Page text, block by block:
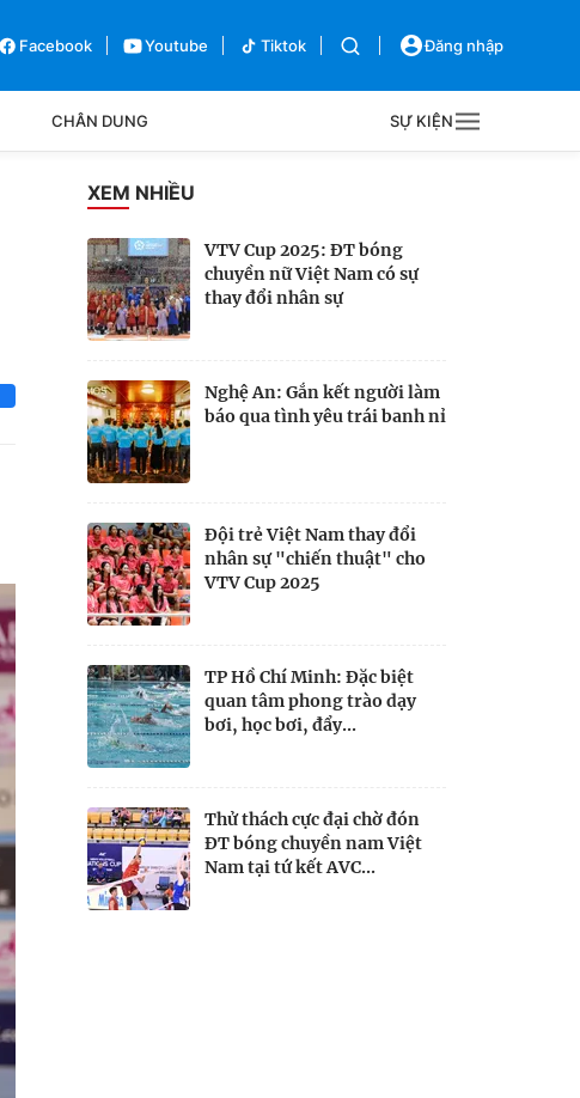
Facebook Youtube Tiktok Đăng nhập
CHÂN DUNG SỰ KIỆN
Bên lề
XEM NHIỀU
VTV Cup 2025: ĐT bóng
chuyền nữ Việt Nam có sự
thay đổi nhân sự
Nghệ An: Gắn kết người làm
báo qua tình yêu trái banh nỉ
Đội trẻ Việt Nam thay đổi
nhân sự "chiến thuật" cho
VTV Cup 2025
TP Hồ Chí Minh: Đặc biệt
quan tâm phong trào dạy
bơi, học bơi, đẩy...
Thử thách cực đại chờ đón
ĐT bóng chuyền nam Việt
Nam tại tứ kết AVC...